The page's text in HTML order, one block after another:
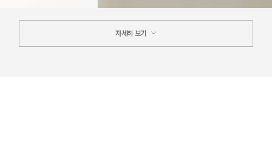
자세히 보기